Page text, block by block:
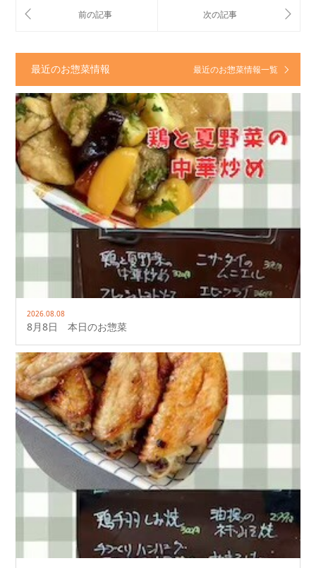
最近のお惣菜情報 最近のお惣菜情報一覧
2026.08.08
8月8日 本日のお惣菜